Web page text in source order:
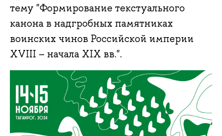
тему "Формирование текстуального
канона в надгробных памятниках
воинских чинов Российской империи
XVIII – начала XIX вв.".